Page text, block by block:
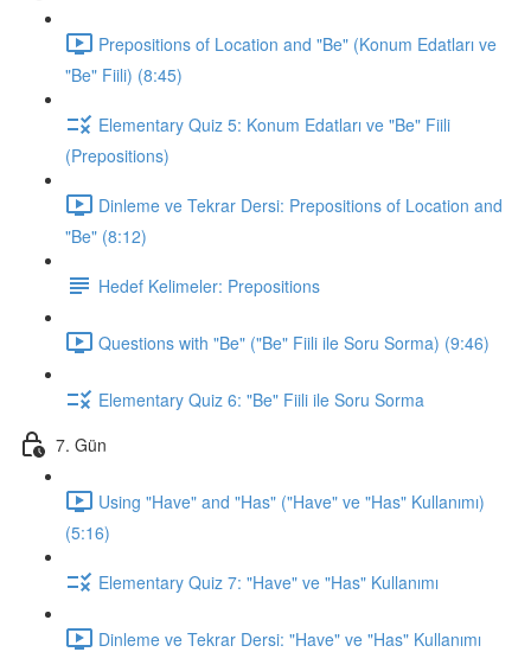
Prepositions of Location and "Be" (Konum Edatları ve
"Be" Fiili) (8:45)
Elementary Quiz 5: Konum Edatları ve "Be" Fiili
(Prepositions)
Dinleme ve Tekrar Dersi: Prepositions of Location and
"Be" (8:12)
Hedef Kelimeler: Prepositions
Questions with "Be" ("Be" Fiili ile Soru Sorma) (9:46)
Elementary Quiz 6: "Be" Fiili ile Soru Sorma
7. Gün
Using "Have" and "Has" ("Have" ve "Has" Kullanımı)
(5:16)
Elementary Quiz 7: "Have" ve "Has" Kullanımı
Dinleme ve Tekrar Dersi: "Have" ve "Has" Kullanımı